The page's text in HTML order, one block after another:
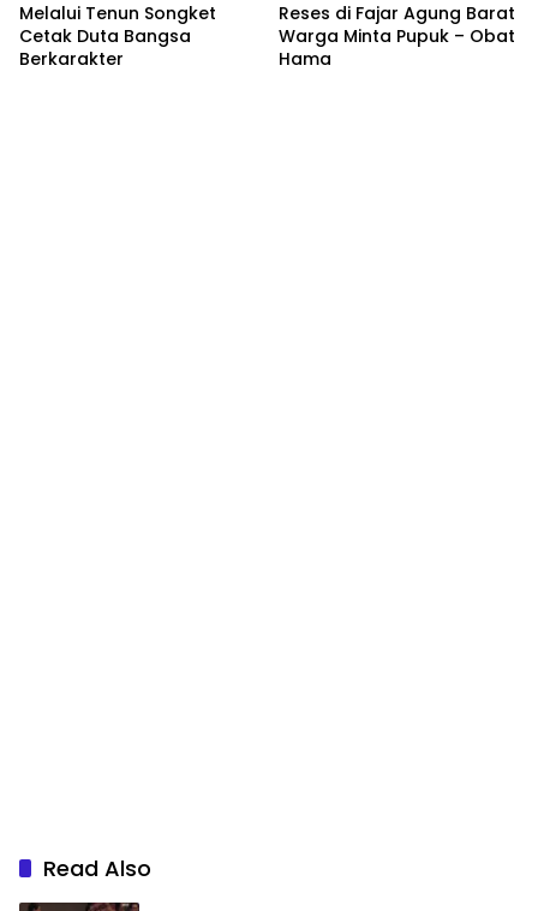
Melalui Tenun Songket
Cetak Duta Bangsa
Berkarakter
Reses di Fajar Agung Barat
Warga Minta Pupuk – Obat
Hama
Read Also